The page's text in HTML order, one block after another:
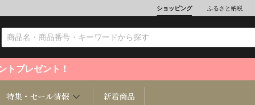
ショッピング ふるさと納税
トプレゼント！
特集・セール情報 新着商品